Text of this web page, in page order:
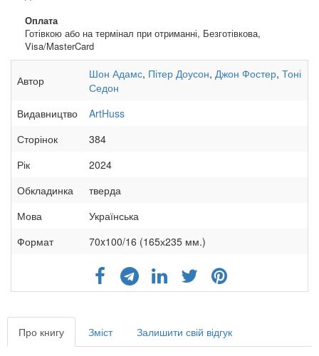
Оплата
Готівкою або на термінал при отриманні, Безготівкова,
Visa/MasterCard
Автор Шон Адамс, Пітер Доусон, Джон Фостер, Тоні
Седон
Видавництво
ArtHuss
Сторінок
384
Рік
2024
Обкладинка
тверда
Мова
Українська
Формат
70x100/16 (165х235 мм.)
Про книгу Зміст Залишити свій відгук